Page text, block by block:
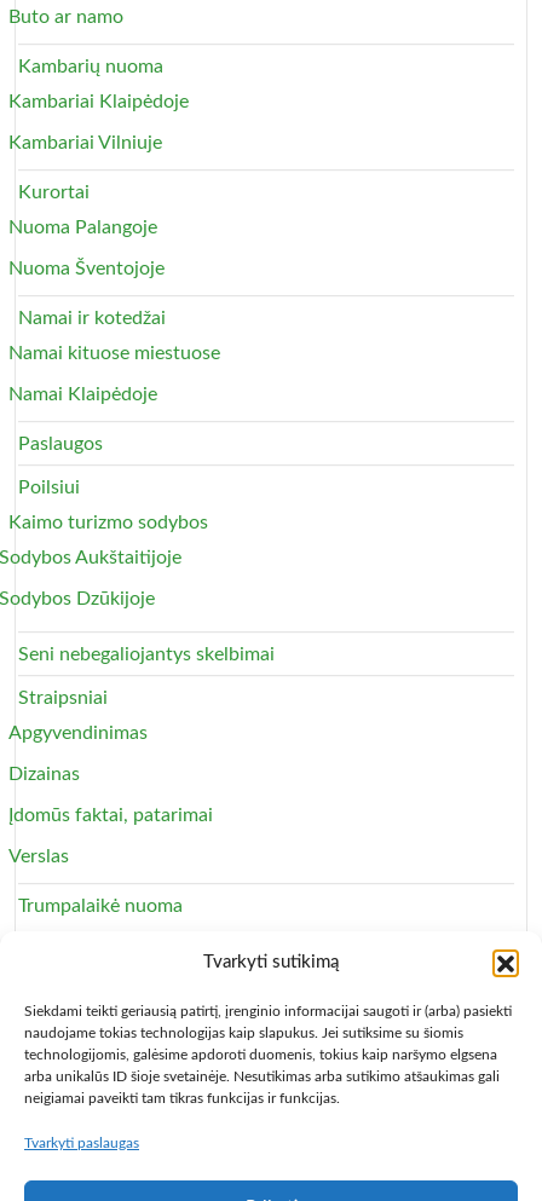
Tvarkyti sutikimą
Siekdami teikti geriausią patirtį, įrenginio informacijai saugoti ir (arba) pasiekti
naudojame tokias technologijas kaip slapukus. Jei sutiksime su šiomis
technologijomis, galėsime apdoroti duomenis, tokius kaip naršymo elgsena
arba unikalūs ID šioje svetainėje. Nesutikimas arba sutikimo atšaukimas gali
neigiamai paveikti tam tikras funkcijas ir funkcijas.
Tvarkyti paslaugas
Buto ar namo
Kambarių nuoma
Kambariai Klaipėdoje
Kambariai Vilniuje
Kurortai
Nuoma Palangoje
Nuoma Šventojoje
Namai ir kotedžai
Namai kituose miestuose
Namai Klaipėdoje
Paslaugos
Poilsiui
Kaimo turizmo sodybos
Sodybos Aukštaitijoje
Sodybos Dzūkijoje
Seni nebegaliojantys skelbimai
Straipsniai
Apgyvendinimas
Dizainas
Įdomūs faktai, patarimai
Verslas
Trumpalaikė nuoma
Copyright © 2013 – 2026